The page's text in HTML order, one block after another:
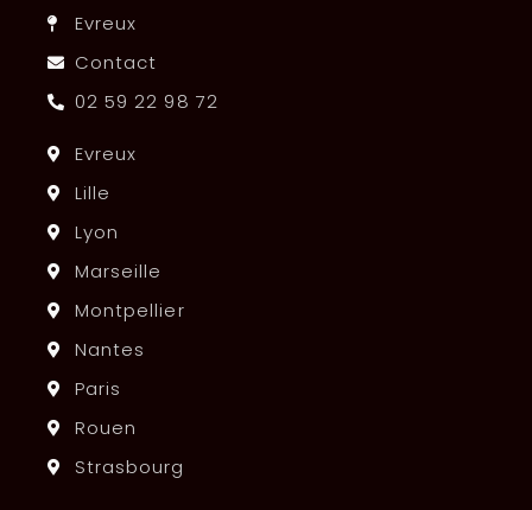
Evreux
Contact
02 59 22 98 72
Evreux
Lille
Lyon
Marseille
Montpellier
Nantes
Paris
Rouen
Strasbourg